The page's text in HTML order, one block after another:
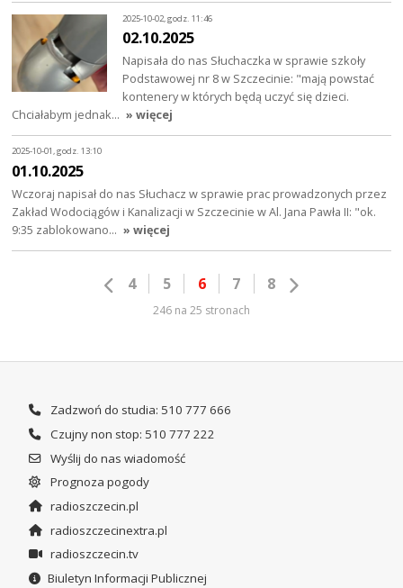
2025-10-02, godz. 11:46
02.10.2025
Napisała do nas Słuchaczka w sprawie szkoły
Podstawowej nr 8 w Szczecinie: "mają powstać
kontenery w których będą uczyć się dzieci.
Chciałabym jednak… » więcej
2025-10-01, godz. 13:10
01.10.2025
Wczoraj napisał do nas Słuchacz w sprawie prac prowadzonych przez
Zakład Wodociągów i Kanalizacji w Szczecinie w Al. Jana Pawła II: "ok.
9:35 zablokowano… » więcej
4 5 6 7 8
246 na 25 stronach
Zadzwoń do studia: 510 777 666
Czujny non stop: 510 777 222
Wyślij do nas wiadomość
Prognoza pogody
radioszczecin.pl
radioszczecinextra.pl
radioszczecin.tv
Biuletyn Informacji Publicznej